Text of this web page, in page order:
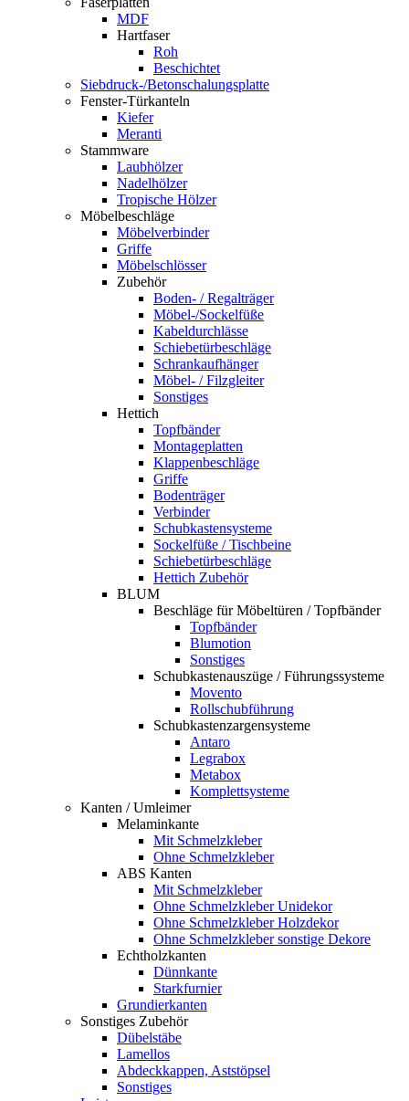
MDF
Hartfaser
Roh
Beschichtet
Siebdruck-/Betonschalungsplatte
Fenster-Türkanteln
Kiefer
Meranti
Stammware
Laubhölzer
Nadelhölzer
Tropische Hölzer
Möbelbeschläge
Möbelverbinder
Griffe
Möbelschlösser
Zubehör
Boden- / Regalträger
Möbel-/Sockelfüße
Kabeldurchlässe
Schiebetürbeschläge
Schrankaufhänger
Möbel- / Filzgleiter
Sonstiges
Hettich
Topfbänder
Montageplatten
Klappenbeschläge
Griffe
Bodenträger
Verbinder
Schubkastensysteme
Sockelfüße / Tischbeine
Schiebetürbeschläge
Hettich Zubehör
BLUM
Beschläge für Möbeltüren / Topfbänder
Topfbänder
Blumotion
Sonstiges
Schubkastenauszüge / Führungssysteme
Movento
Rollschubführung
Schubkastenzargensysteme
Antaro
Legrabox
Metabox
Komplettsysteme
Kanten / Umleimer
Melaminkante
Mit Schmelzkleber
Ohne Schmelzkleber
ABS Kanten
Mit Schmelzkleber
Ohne Schmelzkleber Unidekor
Ohne Schmelzkleber Holzdekor
Ohne Schmelzkleber sonstige Dekore
Echtholzkanten
Dünnkante
Starkfurnier
Grundierkanten
Sonstiges Zubehör
Dübelstäbe
Lamellos
Abdeckkappen, Aststöpsel
Sonstiges